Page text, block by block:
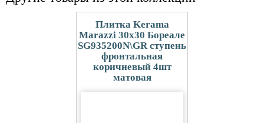
Плитка Kerama
Marazzi 30x30 Бореале
SG935200N\GR ступень
фронтальная
коричневый 4шт
матовая